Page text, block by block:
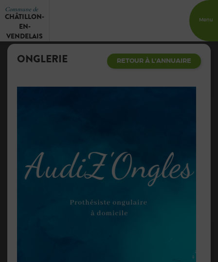
Commune de
CHÂTILLON-
EN-
VENDELAIS
Menu
ONGLERIE RETOUR À L'ANNUAIRE